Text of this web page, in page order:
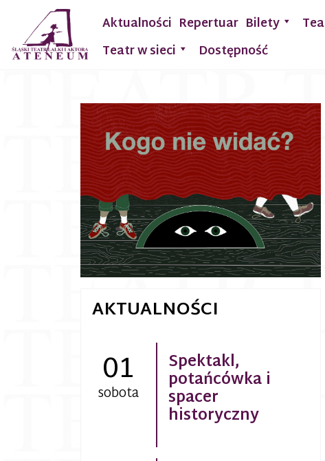
Aktualności Repertuar Bilety
Teatr w sieci
Dostępność
AKTUALNOŚCI
01
sobota
Spektakl,
potańcówka i
spacer
historyczny